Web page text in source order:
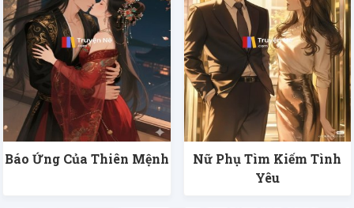
Báo Ứng Của Thiên Mệnh
Nữ Phụ Tìm Kiếm Tình
Yêu